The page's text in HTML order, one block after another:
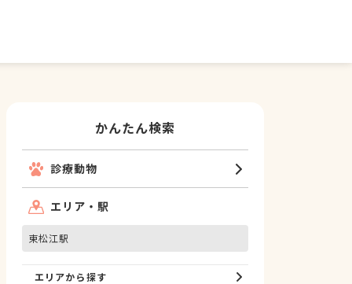
かんたん検索
診療動物
エリア・駅
東松江駅
エリアから探す